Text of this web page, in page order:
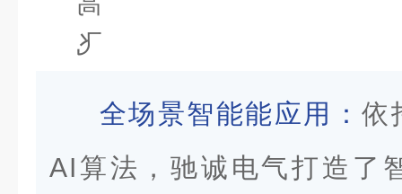
全场景智能能应用：依
AI算法，驰诚电气打造了